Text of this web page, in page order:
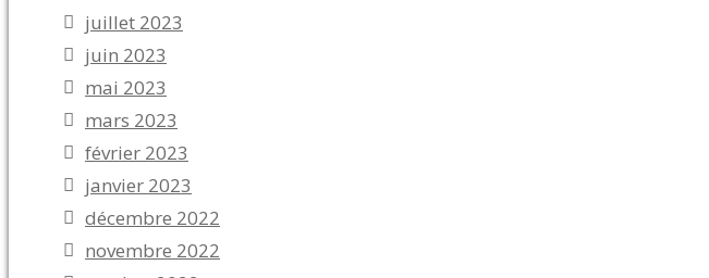
juillet 2023
juin 2023
mai 2023
mars 2023
février 2023
janvier 2023
décembre 2022
novembre 2022